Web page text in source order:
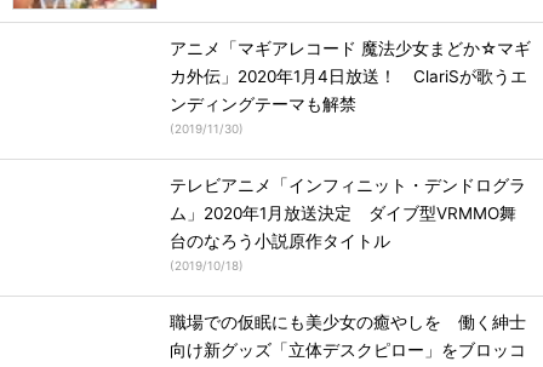
アニメ「マギアレコード 魔法少女まどか☆マギ
カ外伝」2020年1月4日放送！ ClariSが歌うエ
ンディングテーマも解禁
(2019/11/30)
テレビアニメ「インフィニット・デンドログラ
ム」2020年1月放送決定 ダイブ型VRMMO舞
台のなろう小説原作タイトル
(2019/10/18)
職場での仮眠にも美少女の癒やしを 働く紳士
向け新グッズ「立体デスクピロー」をブロッコ